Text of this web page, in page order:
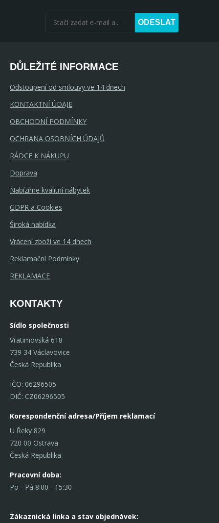
ODESLAT
DŮLEŽITÉ INFORMACE
Odstoupení od smlouvy ve 14 dnech
KONTAKTNÍ ÚDAJE
OBCHODNÍ PODMÍNKY
OCHRANA OSOBNÍCH ÚDAJŮ
RÁDCE K NÁKUPU
Doprava
Nabízíme kvalitní nábytek
GDPR a Cookies
Široká nabídka
Vrácení zboží ve 14 dnech
Reklamační Podmínky
REKLAMACE
KONTAKTY
Sídlo společnosti
Vratimovská 618
739 34 Václavovice
Česká Republika
IČO: 06296505
DIČ: CZ06296505
Korespondenční adresa/Příjem reklamací
U Řeky 829
720 00 Ostrava
Česká Republika
Pracovní doba:
Po - Pá 8:00 - 15:30
Zákaznická linka a stav objednávek: